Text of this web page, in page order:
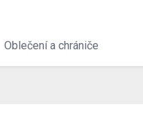
Oblečení a chrániče